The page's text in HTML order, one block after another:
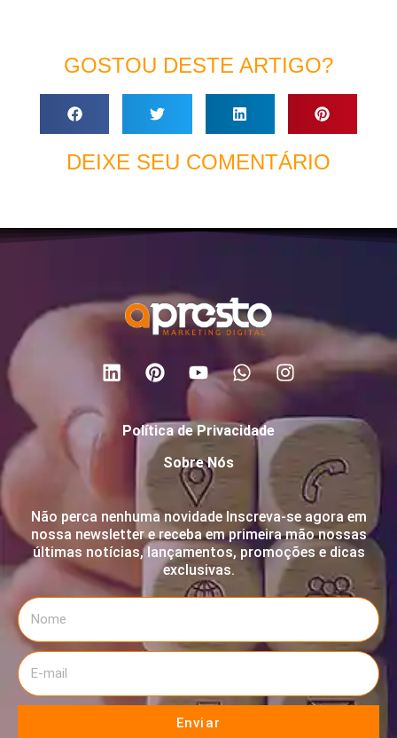
GOSTOU DESTE ARTIGO?
DEIXE SEU COMENTÁRIO
Política de Privacidade
Sobre Nós
Não perca nenhuma novidade Inscreva-se agora em
nossa newsletter e receba em primeira mão nossas
últimas notícias, lançamentos, promoções e dicas
exclusivas.
Enviar